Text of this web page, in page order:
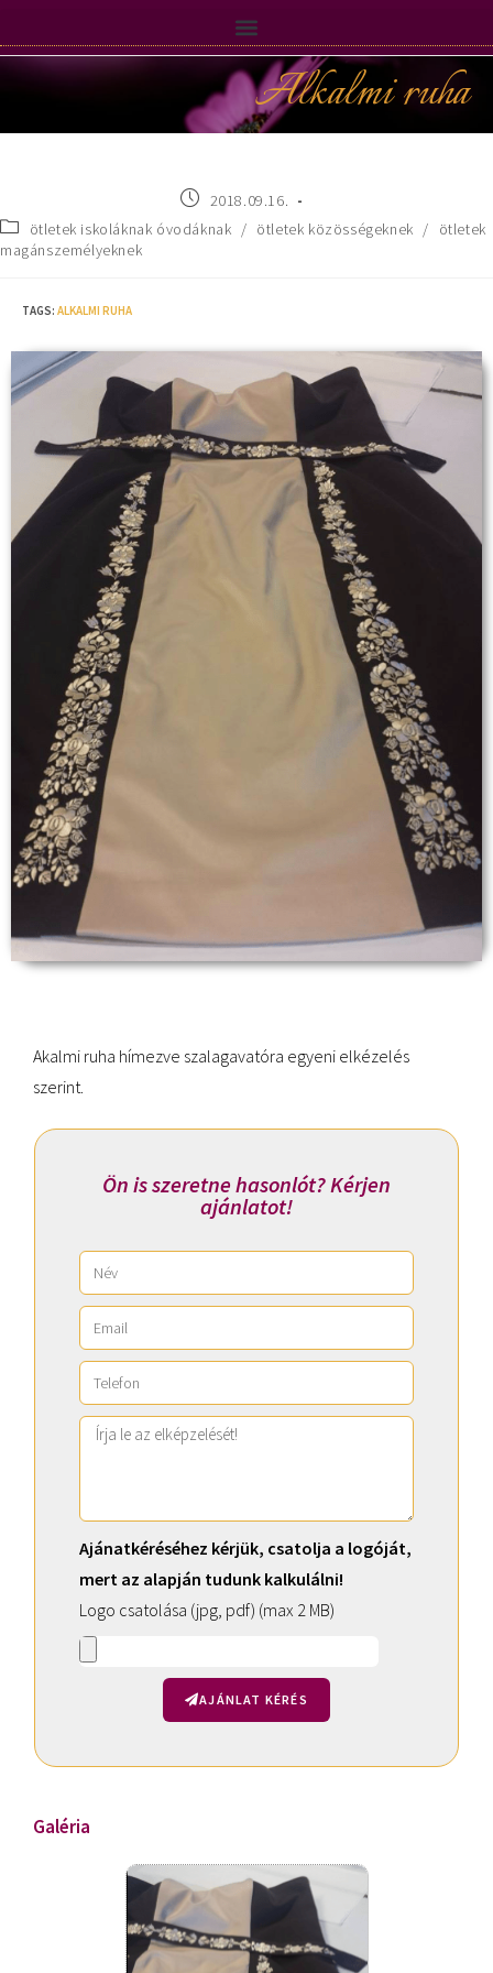
Alkalmi ruha
2018.09.16.
ötletek iskoláknak óvodáknak / ötletek közösségeknek /
ötletek
magánszemélyeknek
TAGS: ALKALMI RUHA
Akalmi ruha hímezve szalagavatóra egyeni elkézelés
szerint.
Ön is szeretne hasonlót? Kérjen
ajánlatot!
Ajánatkéréséhez kérjük, csatolja a logóját,
mert az alapján tudunk kalkulálni!
Logo csatolása (jpg, pdf) (max 2 MB)
AJÁNLAT KÉRÉS
l
e
Galéria